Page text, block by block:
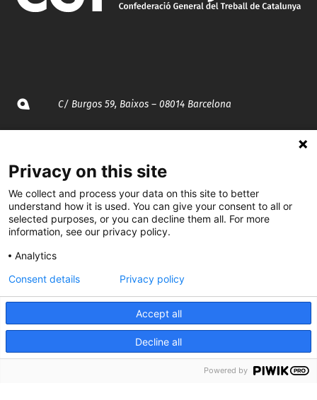
C/ Burgos 59, Baixos – 08014 Barcelona
935 120 481
@CGTCatalunya
cgtcatalunya
Desenvolupat per
Privacy on this site
We collect and process your data on this site to better
understand how it is used. You can give your consent to all or
selected purposes, or you can decline them all. For more
information, see our privacy policy.
Analytics
Accept all
Decline all
Consent details Privacy policy
Powered by